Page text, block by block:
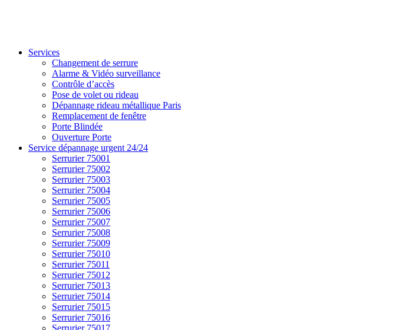
Services
Changement de serrure
Alarme & Vidéo surveillance
Contrôle d’accès
Pose de volet ou rideau
Dépannage rideau métallique Paris
Remplacement de fenêtre
Porte Blindée
Ouverture Porte
Service dépannage urgent 24/24
Serrurier 75001
Serrurier 75002
Serrurier 75003
Serrurier 75004
Serrurier 75005
Serrurier 75006
Serrurier 75007
Serrurier 75008
Serrurier 75009
Serrurier 75010
Serrurier 75011
Serrurier 75012
Serrurier 75013
Serrurier 75014
Serrurier 75015
Serrurier 75016
Serrurier 75017